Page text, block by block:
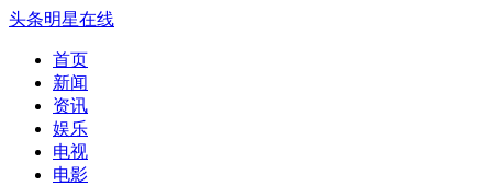
头条明星在线
首页
新闻
资讯
娱乐
电视
电影